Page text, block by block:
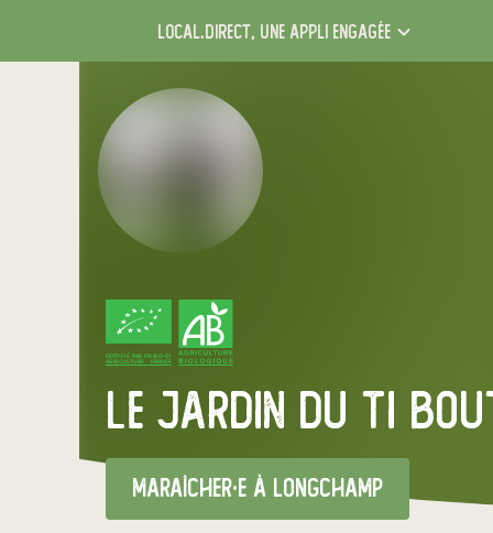
local.direct, une appli engagée
Le jardin du Ti
CERTIFIÉ PAR FR-BIO-01
AGRICULTURE FRANCE
maraîcher·e à Longchamp